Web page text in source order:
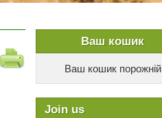
Ваш кошик
Ваш кошик порожній
Join us